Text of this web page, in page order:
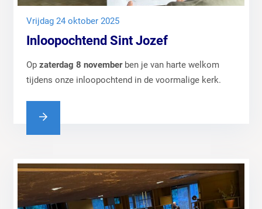
vrijdag 24 oktober 2025
Inloopochtend Sint Jozef
Op zaterdag 8 novemberben je van harte welkom
tijdens onze inloopochtend in de voormalige kerk.